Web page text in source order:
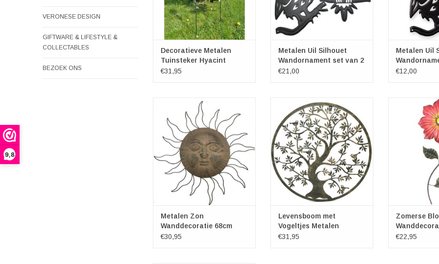
9,8
VERONESE DESIGN
GIFTWARE & LIFESTYLE &
COLLECTABLES
BEZOEK ONS
Decoratieve Metalen
Tuinsteker Hyacint
121cm
€31,95
Metalen Uil Silhouet
Wandornament set van 2
€21,00
Metalen Uil
€12,00
Metalen Zon Wanddecoratie
Metalen Wanddecoratie
Diameter ca. 68cm
Metalen Zon
Wanddecoratie 68cm
€30,95
Levensboom met Vogeltjes
Metalen Wanddecoratie
Diameter ca. 51cm
Dikte metaal: ca. 2mm
Hoogte rand: ca. 8mm
TOEVOEGEN AAN WINKELWAGEN
Levensboom met
Vogeltjes Metalen
Wanddecoratie 51cm
€31,95
Zomerse
Lengte:
TOEVOEGEN
Zomerse
€22,95